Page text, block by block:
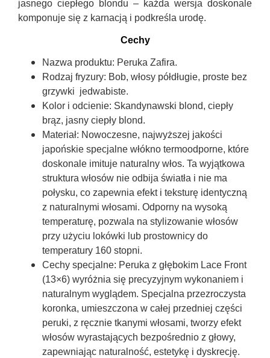
jasnego ciepłego blondu – każda wersja doskonale
komponuje się z karnacją i podkreśla urodę.
Cechy
Nazwa produktu: Peruka Zafira.
Rodzaj fryzury: Bob, włosy półdługie, proste bez
grzywki jedwabiste.
Kolor i odcienie: Skandynawski blond, ciepły
brąz, jasny ciepły blond.
Materiał: Nowoczesne, najwyższej jakości
japońskie specjalne włókno termoodporne, które
doskonale imituje naturalny włos. Ta wyjątkowa
struktura włosów nie odbija światła i nie ma
połysku, co zapewnia efekt i teksturę identyczną
z naturalnymi włosami. Odporny na wysoką
temperaturę, pozwala na stylizowanie włosów
przy użyciu lokówki lub prostownicy do
temperatury 160 stopni.
Cechy specjalne: Peruka z głębokim Lace Front
(13×6) wyróżnia się precyzyjnym wykonaniem i
naturalnym wyglądem. Specjalna przezroczysta
koronka, umieszczona w całej przedniej części
peruki, z ręcznie tkanymi włosami, tworzy efekt
włosów wyrastających bezpośrednio z głowy,
zapewniając naturalność, estetykę i dyskrecję.